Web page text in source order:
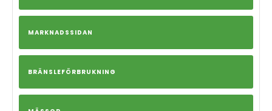
MARKNADSSIDAN
BRÄNSLEFÖRBRUKNING